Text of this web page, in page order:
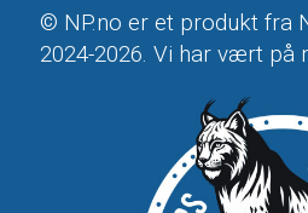
© NP.no er et produkt fra
2024-2026. Vi har vært på